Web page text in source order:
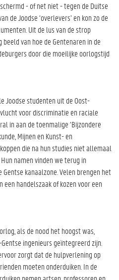
- of net niet - tegen de Duitse
de Joodse ‘overlevers’ en kon zo de
Uit de lus van de strop
van hoe de Gentenaren in de
door die moeilijke oorlogstijd
Joodse studenten uit de Oost-
voor discriminatie en raciale
in aan de toenmalige ‘Bijzondere
Mijnen en Kunst- en
die na hun studies niet allemaal
namen vinden we terug in
kanaalzone. Velen brengen het
handelszaak of kozen voor een
als de nood het hoogst was,
ingenieurs geïntegreerd zijn.
zorgt dat de hulpverlening op
moeten onderduiken. In de